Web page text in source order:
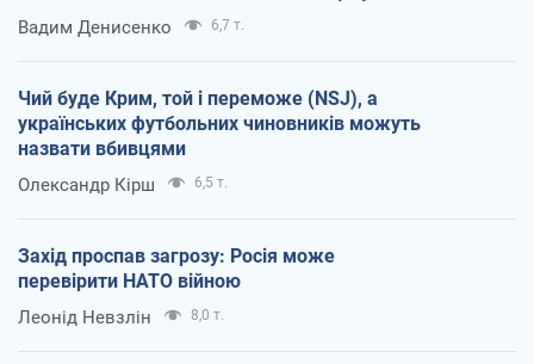
Вадим Денисенко 6,7 т.
Чий буде Крим, той і переможе (NSJ), а
українських футбольних чиновників можуть
назвати вбивцями
Олександр Кірш 6,5 т.
Захід проспав загрозу: Росія може
перевірити НАТО війною
Леонід Невзлін 8,0 т.